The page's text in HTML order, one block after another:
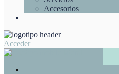
Accesorios
Acceder